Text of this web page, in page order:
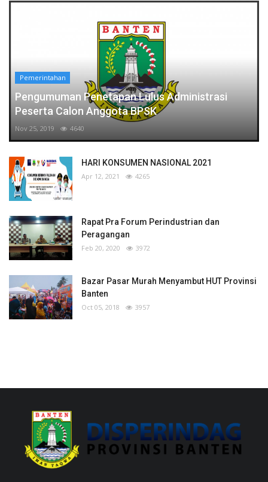
Pemerintahan
Pengumuman Penetapan Lulus Administrasi
Peserta Calon Anggota BPSK
Nov 25, 2019 4640
HARI KONSUMEN NASIONAL 2021
Apr 12, 2021 4265
Rapat Pra Forum Perindustrian dan
Peragangan
Feb 20, 2020 3972
Bazar Pasar Murah Menyambut HUT Provinsi
Banten
Oct 05, 2018 3957